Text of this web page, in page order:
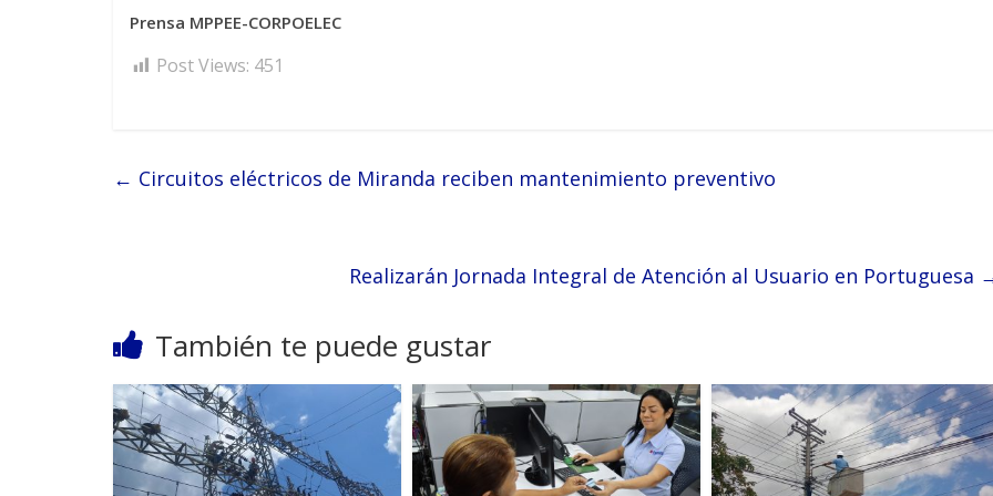
Prensa MPPEE-CORPOELEC
Post Views: 451
← Circuitos eléctricos de Miranda reciben mantenimiento preventivo
Realizarán Jornada Integral de Atención al Usuario en Portuguesa
También te puede gustar